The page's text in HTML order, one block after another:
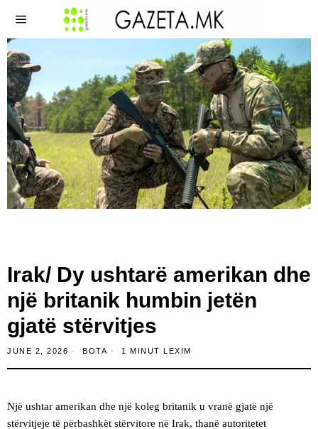
Irak/ Dy ushtarë amerikan dhe
një britanik humbin jetën
gjatë stërvitjes
JUNE 2, 2026 BOTA 1 MINUT LEXIM
Një ushtar amerikan dhe një koleg britanik u vranë gjatë një
stërvitjeje të përbashkët stërvitore në Irak, thanë autoritetet